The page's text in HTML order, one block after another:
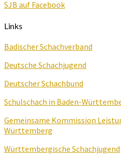
SJB auf Facebook
Links
Badischer Schachverband
Deutsche Schachjugend
Deutscher Schachbund
Schulschach in Baden-
Gemeinsame Kommission
Württemberg
Württembergische Schachjugend